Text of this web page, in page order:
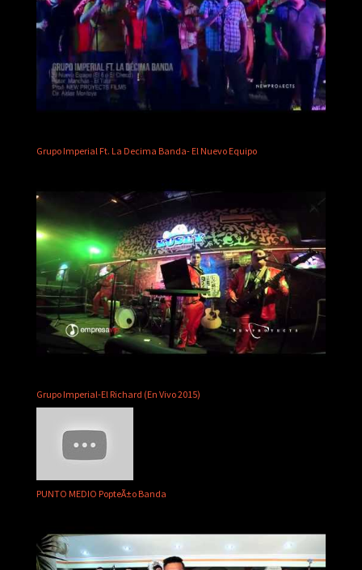
Grupo Imperial Ft. La Decima Banda- El Nuevo Equipo
Grupo Imperial-El Richard (En Vivo 2015)
PUNTO MEDIO PopteÃ±o Banda